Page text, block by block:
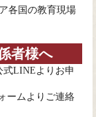
各国の教育現場
者様へ
式LINEよりお申
ームよりご連絡